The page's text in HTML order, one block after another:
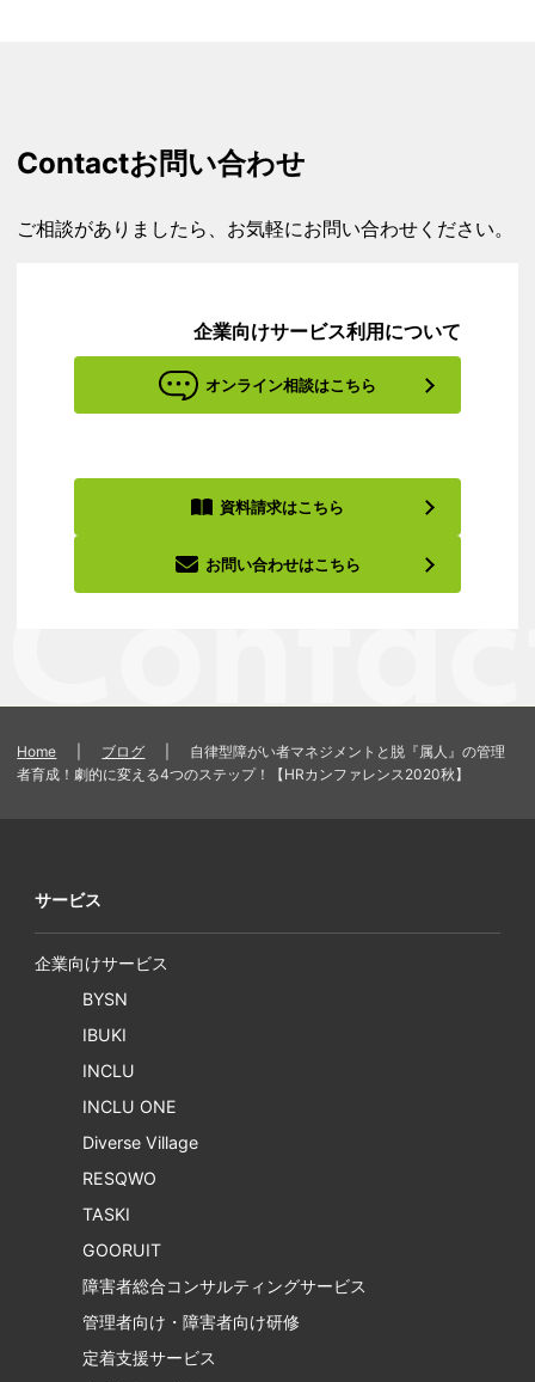
Contactお問い合わせ
ご相談がありましたら、お気軽にお問い合わせください。
企業向けサービス利用について
オンライン相談はこちら
資料請求はこちら
お問い合わせはこちら
Home ブログ
自律型障がい者マネジメントと脱『属人』の管理
者育成！劇的に変える4つのステップ！【HRカンファレンス2020秋】
サービス
企業向けサービス
BYSN
IBUKI
INCLU
INCLU ONE
Diverse Village
RESQWO
TASKI
GOORUIT
障害者総合コンサルティングサービス
管理者向け・障害者向け研修
定着支援サービス